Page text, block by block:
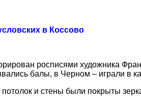
в Коссово
росписями художника
балы, в Черном – играли в
и стены были покрыты